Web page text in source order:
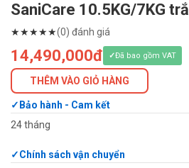
SaniCare 10.5KG/7KG
★★★★★(0) đánh giá
14,490,000đ Đã bao gồm VAT
THÊM VÀO GIỎ HÀNG
Bảo hành - Cam kết
24 tháng
Chính sách vận chuyển